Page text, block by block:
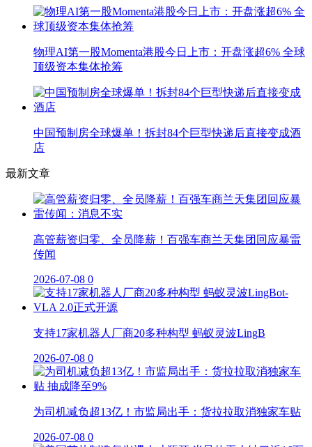
物理AI第一股Momenta港股今日上市：开盘涨超6% 全球
顶级资本集体抢筹
中国预制房全球爆单！拆封84个巨型快递后直接变成酒
店
最新文章
高管薪资归零、全员降薪！百强车商兰天集团回应暴雷
传闻
2026-07-08 0
支持17家机器人厂商20多种构型 蚂蚁灵波LingB
2026-07-08 0
为司机减负超13亿！市监局出手：货拉拉取消独家车贴
2026-07-08 0